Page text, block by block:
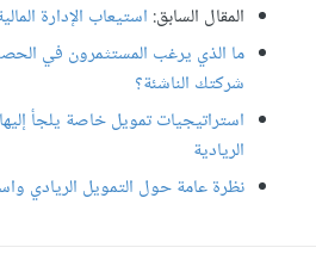
المقال السابق: استيعاب الإدارة
ما الذي يرغب المستثمرون في
شركتك الناشئة؟
استراتيجيات تمويل خاصة يلجأ
الريادية
نظرة عامة حول التمويل الريادي